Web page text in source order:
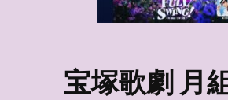
宝塚歌劇 月